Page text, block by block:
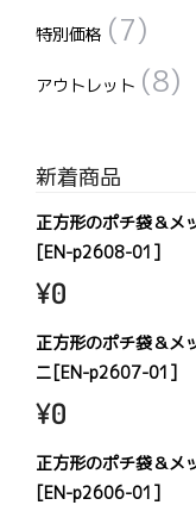
特別価格 (7)
アウトレット (8)
新着商品
正方形のポチ袋＆メ
[EN-p2608-01]
¥0
正方形のポチ袋＆メ
ニ[EN-p2607-01]
¥0
正方形のポチ袋＆メ
[EN-p2606-01]